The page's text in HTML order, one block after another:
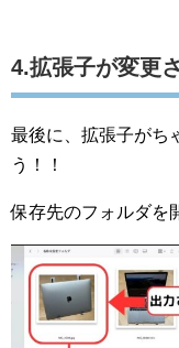
4.拡張子が変更
最後に、拡張子がち
う！！
保存先のフォルダを